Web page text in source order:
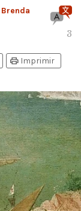
Brenda
3
print Imprimir